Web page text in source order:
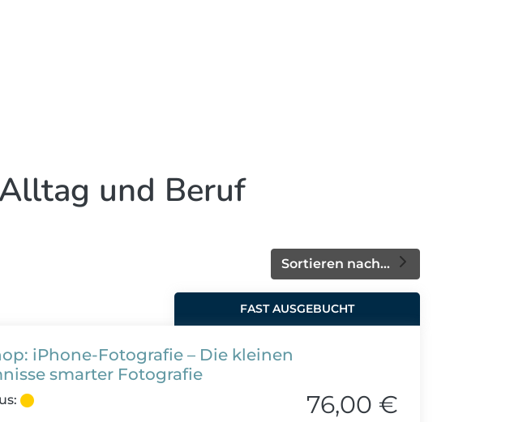
und Beruf
Sortieren nach...
FAST AUSGEBUCHT
iPhone-Fotografie – Die kleinen
smarter Fotografie
76,00 €